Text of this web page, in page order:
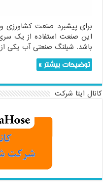
برای پیشبرد صنعت کشاورزی
این صنعت استفاده از یک
باشد. شیلنگ صنعتی آب یکی
توضیحات بیشتر »
کانال ایتا شرکت